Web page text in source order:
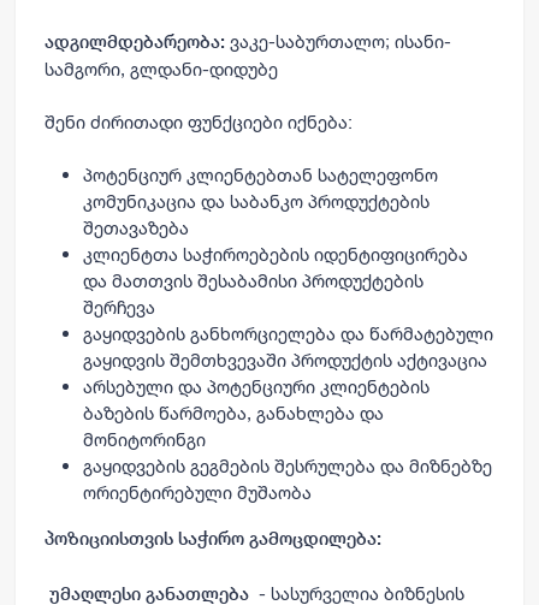
ადგილმდებარეობა: ვაკე-საბურთალო; ისანი-
სამგორი, გლდანი-დიდუბე
შენი ძირითადი ფუნქციები იქნება:
პოტენციურ კლიენტებთან სატელეფონო
კომუნიკაცია და საბანკო პროდუქტების
შეთავაზება
კლიენტთა საჭიროებების იდენტიფიცირება
და მათთვის შესაბამისი პროდუქტების
შერჩევა
გაყიდვების განხორციელება და წარმატებული
გაყიდვის შემთხვევაში პროდუქტის აქტივაცია
არსებული და პოტენციური კლიენტების
ბაზების წარმოება, განახლება და
მონიტორინგი
გაყიდვების გეგმების შესრულება და მიზნებზე
ორიენტირებული მუშაობა
პოზიციისთვის საჭირო გამოცდილება:
უმაღლესი განათლება - სასურველია ბიზნესის